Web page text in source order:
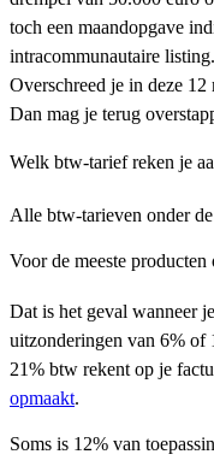
toch een maandopgave
intracommunautaire
Overschreed je in deze 12
Dan mag je terug
Welk btw-tarief reken je
Alle btw-tarieven onder
Voor de meeste
Dat is het geval wanneer
uitzonderingen van 6% of
21% btw rekent op je
opmaakt.
Soms is 12% van